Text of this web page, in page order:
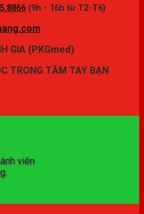
(9h - 16h từ T2-T6)
GIA (PKGmed)
TRONG TẦM TAY BẠN
viên